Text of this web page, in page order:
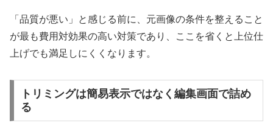
「品質が悪い」と感じる前に、元画像の条件を整えること
が最も費用対効果の高い対策であり、ここを省くと上位仕
上げでも満足しにくくなります。
トリミングは簡易表示ではなく編集画面で詰め
る